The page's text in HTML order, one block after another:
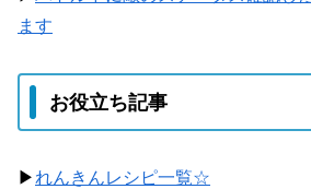
ます
お役立ち記事
▶ れんきんレシピ一覧☆